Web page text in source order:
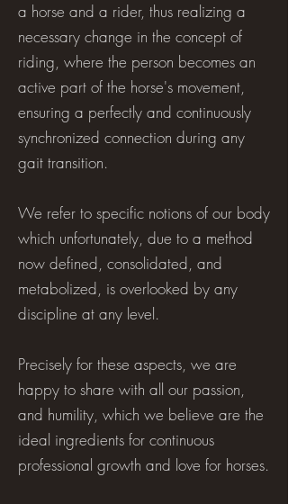
a horse and a rider, thus realizing a
necessary change in the concept of
riding, where the person becomes an
active part of the horse's movement,
ensuring a perfectly and continuously
synchronized connection during any
gait transition.
We refer to specific notions of our body
which unfortunately, due to a method
now defined, consolidated, and
metabolized, is overlooked by any
discipline at any level.
Precisely for these aspects, we are
happy to share with all our passion,
and humility, which we believe are the
ideal ingredients for continuous
professional growth and love for horses.